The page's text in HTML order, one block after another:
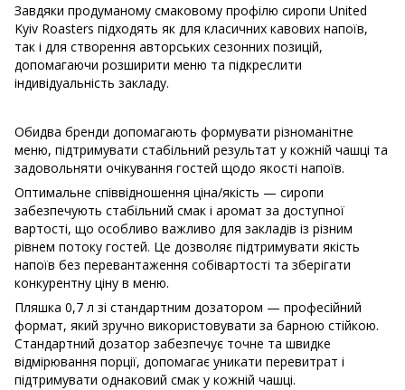
Завдяки продуманому смаковому профілю сиропи United
Kyiv Roasters підходять як для класичних кавових напоїв,
так і для створення авторських сезонних позицій,
допомагаючи розширити меню та підкреслити
індивідуальність закладу.
Обидва бренди допомагають формувати різноманітне
меню, підтримувати стабільний результат у кожній чашці та
задовольняти очікування гостей щодо якості напоїв.
Оптимальне співвідношення ціна/якість — сиропи
забезпечують стабільний смак і аромат за доступної
вартості, що особливо важливо для закладів із різним
рівнем потоку гостей. Це дозволяє підтримувати якість
напоїв без перевантаження собівартості та зберігати
конкурентну ціну в меню.
Пляшка 0,7 л зі стандартним дозатором — професійний
формат, який зручно використовувати за барною стійкою.
Стандартний дозатор забезпечує точне та швидке
відмірювання порції, допомагає уникати перевитрат і
підтримувати однаковий смак у кожній чашці.